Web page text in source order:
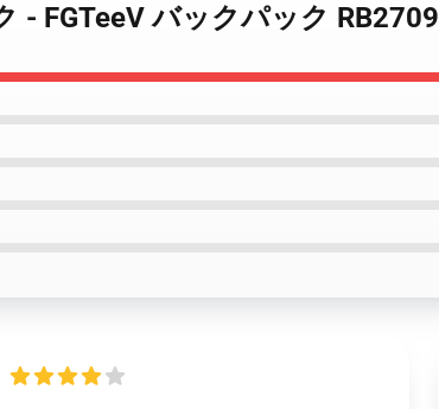
- FGTeeV バックパック RB2709